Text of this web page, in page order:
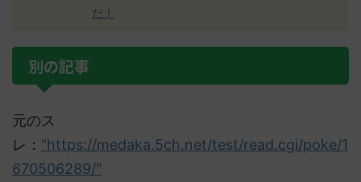
だ！
別の記事
元のス
レ： "https://medaka.5ch.net/test/read.cgi/poke/1
670506289/"